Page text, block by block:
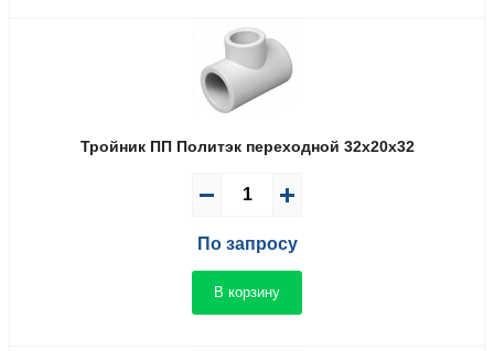
Тройник ПП Политэк переходной 32x20x32
По запросу
В корзину